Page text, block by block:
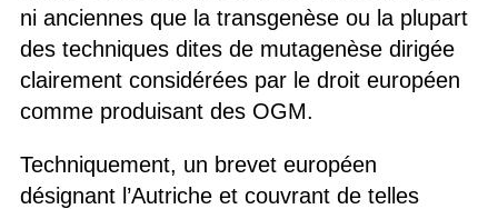
ni anciennes que la transgenèse ou la plupart
des techniques dites de mutagenèse dirigée
clairement considérées par le droit européen
comme produisant des OGM.
Techniquement, un brevet européen
désignant l’Autriche et couvrant de telles